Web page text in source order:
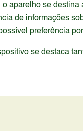
aparelho se
de informações
preferência
se destaca